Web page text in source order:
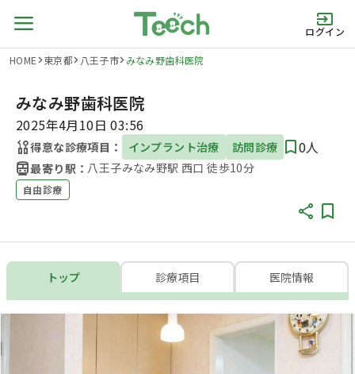
ログイン
HOME 東京都 八王子市 みなみ野歯科医院
みなみ野歯科医院
2025年4月10日 03:56
得意な診療項目： インプラント治療 訪問診療 0人
最寄り駅： 八王子みなみ野駅 西口 徒歩10分
自由診療
トップ 診療項目 医院情報